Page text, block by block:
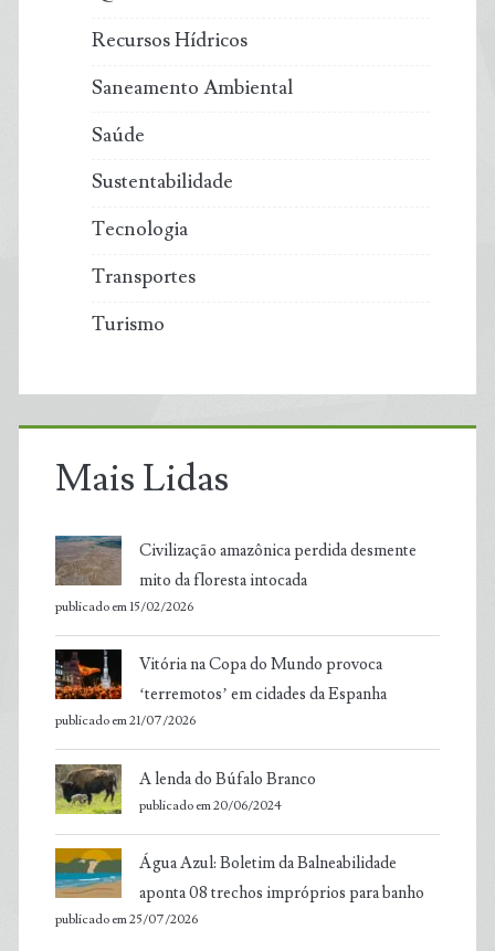
Recursos Hídricos
Saneamento Ambiental
Saúde
Sustentabilidade
Tecnologia
Transportes
Turismo
Mais Lidas
Civilização amazônica perdida desmente
mito da floresta intocada
publicado em 15/02/2026
Vitória na Copa do Mundo provoca
‘terremotos’ em cidades da Espanha
publicado em 21/07/2026
A lenda do Búfalo Branco
publicado em 20/06/2024
Água Azul: Boletim da Balneabilidade
aponta 08 trechos impróprios para banho
publicado em 25/07/2026